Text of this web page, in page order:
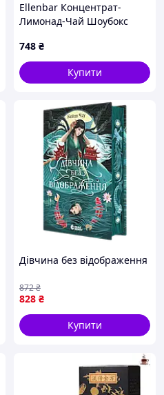
Ellenbar Концентрат-
Лимонад-Чай Шоубокс
Артикул НФ-00002742
748 ₴
Купити
Дівчина без відображення
828 ₴
872₴
Купити